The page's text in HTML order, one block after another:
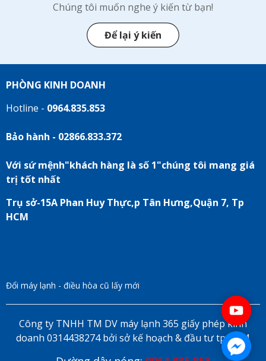
Chúng tôi muốn nghe ý kiến từ bạn!
Để lại ý kiến
PHÒNG KINH DOANH
Hotline - 0964.835.853
Bảo hành - 02866.833.372
Với sứ mệnh"khách hàng là số 1"chúng tôi mang giá
trị tốt nhất
Trụ sở-15A Phan Huy Thực,p Tân Hưng,Quận 7, Tp
HCM
Đổi máy lạnh - điều hòa cũ lấy mới
Công ty TNHH TM DV máy lạnh 365 giấy phép kinh
doanh 0314438274 bởi sở kế hoạch & đầu tư tp HCM